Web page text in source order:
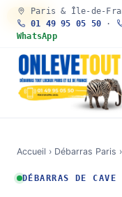
Paris & Île-de-
01 49 95 05 50 ·
WhatsApp
Accueil › Débarras Paris ›
DÉBARRAS DE
30 SEC